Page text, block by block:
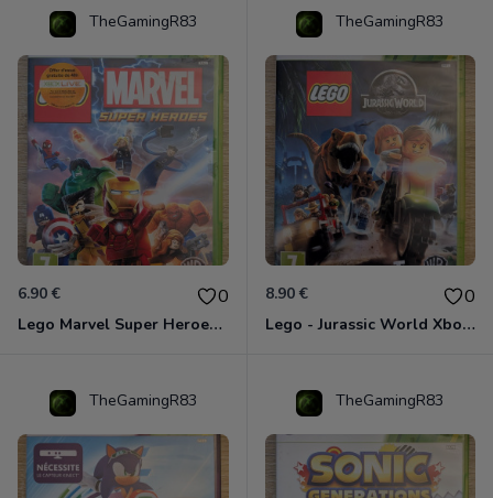
TheGamingR83
6.90 € 0
Lego Marvel Super Heroes Xbox 360
TheGamingR83
8.90 € 0
Lego - Jurassic World Xbox 360
TheGamingR83 TheGamingR83